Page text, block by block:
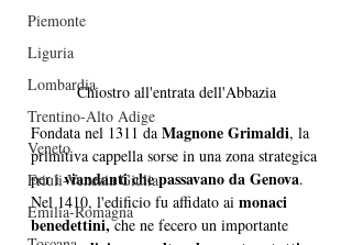
Piemonte
Liguria
Lombardia
Trentino-Alto Adige
Veneto
Friuli-Venezia Giulia
Emilia-Romagna
Chiostro all'entrata dell'Abbazia
Fondata nel 1311 da Magnone Grimaldi, la
primitiva cappella sorse in una zona strategica
per i viandanti che passavano da Genova.
Nel 1410, l'edificio fu affidato ai monaci
benedettini, che ne fecero un importante